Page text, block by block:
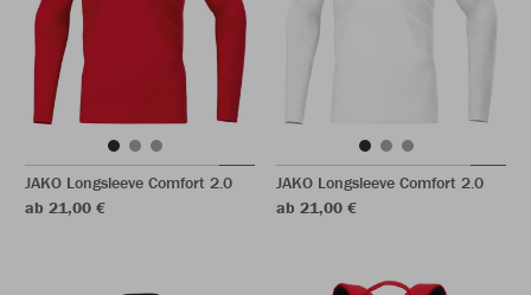
JAKO Longsleeve Comfort 2.0
ab 21,00 €
JAKO Longsleeve Comfort 2.0
ab 21,00 €